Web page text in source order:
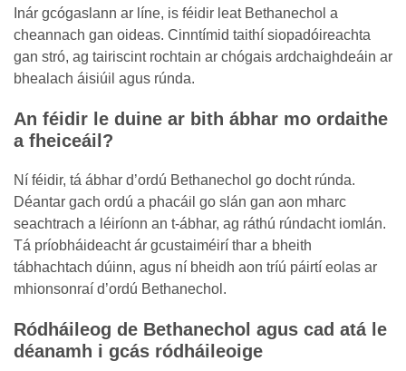
Inár gcógaslann ar líne, is féidir leat Bethanechol a
cheannach gan oideas. Cinntímid taithí siopadóireachta
gan stró, ag tairiscint rochtain ar chógais ardchaighdeáin ar
bhealach áisiúil agus rúnda.
An féidir le duine ar bith ábhar mo ordaithe
a fheiceáil?
Ní féidir, tá ábhar d’ordú Bethanechol go docht rúnda.
Déantar gach ordú a phacáil go slán gan aon mharc
seachtrach a léiríonn an t-ábhar, ag ráthú rúndacht iomlán.
Tá príobháideacht ár gcustaiméirí thar a bheith
tábhachtach dúinn, agus ní bheidh aon tríú páirtí eolas ar
mhionsonraí d’ordú Bethanechol.
Ródháileog de Bethanechol agus cad atá le
déanamh i gcás ródháileoige